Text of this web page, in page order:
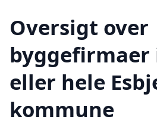
Oversigt over
byggefirmaer
eller hele
kommune